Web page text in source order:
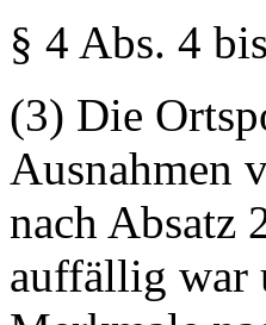
§ 4 Abs. 4
(3) Die
Ausnahmen
nach Absatz
auffällig war